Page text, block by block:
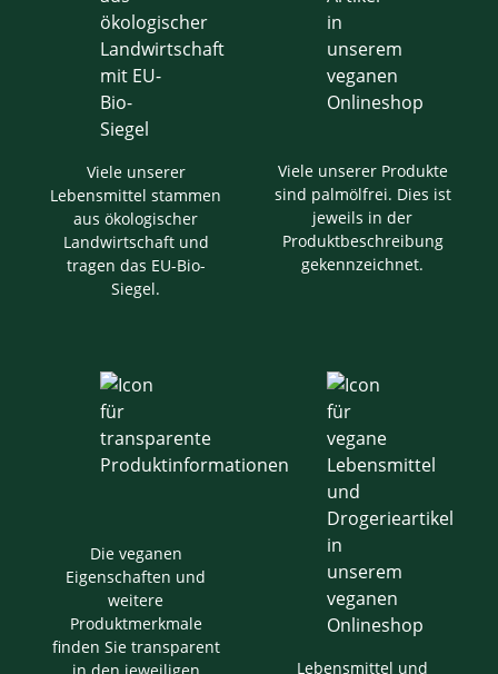
Viele unserer
Lebensmittel stammen
aus ökologischer
Landwirtschaft und
tragen das EU-Bio-
Siegel.
Viele unserer Produkte
sind palmölfrei. Dies ist
jeweils in der
Produktbeschreibung
gekennzeichnet.
Die veganen
Eigenschaften und
weitere
Produktmerkmale
finden Sie transparent
Lebensmittel und